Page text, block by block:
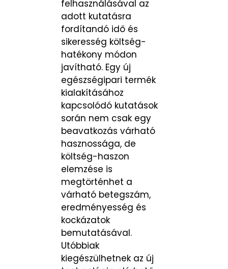
felhasználásával az
adott kutatásra
fordítandó idő és
sikeresség költség-
hatékony módon
javítható. Egy új
egészségipari termék
kialakításához
kapcsolódó kutatások
során nem csak egy
beavatkozás várható
hasznossága, de
költség-haszon
elemzése is
megtörténhet a
várható betegszám,
eredményesség és
kockázatok
bemutatásával.
Utóbbiak
kiegészülhetnek az új